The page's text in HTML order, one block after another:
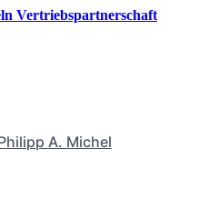
Vertriebspartnerschaft
A. Michel